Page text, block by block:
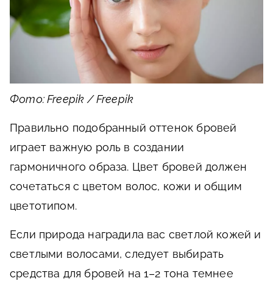
Фото: Freepik / Freepik
Правильно подобранный оттенок бровей
играет важную роль в создании
гармоничного образа. Цвет бровей должен
сочетаться с цветом волос, кожи и общим
цветотипом.
Если природа наградила вас светлой кожей и
светлыми волосами, следует выбирать
средства для бровей на 1–2 тона темнее